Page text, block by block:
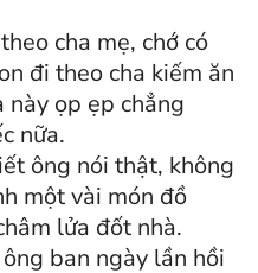
cha mẹ, chớ có
đi theo cha kiếm ăn
này ọp ẹp chẳng
nữa.
ông nói thật, không
một vài món đồ
lửa đốt nhà.
ban ngày lần hồi